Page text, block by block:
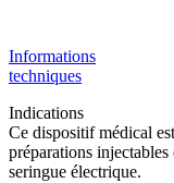
Informations
techniques
Indications
Ce dispositif médical
préparations
seringue électrique.